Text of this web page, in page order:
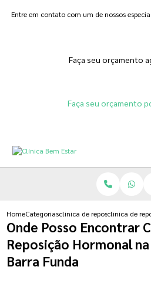
Entre em contato com um de nossos
Faça seu orçamento
Faça seu orçamento
HomeCategoriasclinica de reposicaoclinica de
Onde Posso Encontrar
Reposição Hormonal
Barra Funda